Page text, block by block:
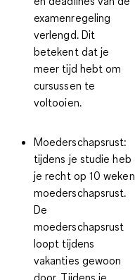
examenregeling
verlengd. Dit
betekent dat je
meer tijd hebt om
cursussen te
voltooien.
Moederschapsrust:
tijdens je studie heb
je recht op 10 weken
moederschapsrust.
De
moederschapsrust
loopt tijdens
vakanties gewoon
door. Tijdens je